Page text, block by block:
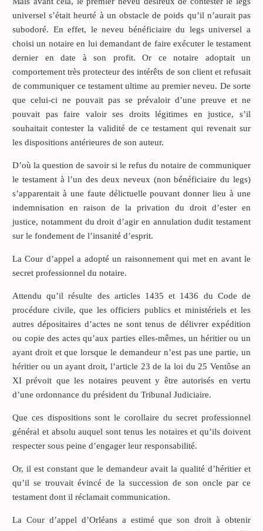
universel s’était heurté à un obstacle de poids qu’il n’aurait pas
subodoré. En effet, le neveu bénéficiaire du legs universel a
choisi un notaire en lui demandant de faire exécuter le testament
dernier en date à son profit. Or ce notaire adoptait un
comportement très protecteur des intérêts de son client et refusait
de communiquer ce testament ultime au premier neveu. De sorte
que celui-ci ne pouvait pas se prévaloir d’une preuve et ne
pouvait pas faire valoir ses droits légitimes en justice, s’il
souhaitait contester la validité de ce testament qui revenait sur
les dispositions antérieures de son auteur.
D’où la question de savoir si le refus du notaire de communiquer
le testament à l’un des deux neveux (non bénéficiaire du legs)
s’apparentait à une faute délictuelle pouvant donner lieu à une
indemnisation en raison de la privation du droit d’ester en
justice, notamment du droit d’agir en annulation dudit testament
sur le fondement de l’insanité d’esprit.
La Cour d’appel a adopté un raisonnement qui met en avant le
secret professionnel du notaire.
Attendu qu’il résulte des articles 1435 et 1436 du Code de
procédure civile, que les officiers publics et ministériels et les
autres dépositaires d’actes ne sont tenus de délivrer expédition
ou copie des actes qu’aux parties elles-mêmes, un héritier ou un
ayant droit et que lorsque le demandeur n’est pas une partie, un
héritier ou un ayant droit, l’article 23 de la loi du 25 Ventôse an
XI prévoit que les notaires peuvent y être autorisés en vertu
d’une ordonnance du président du Tribunal Judiciaire.
Que ces dispositions sont le corollaire du secret professionnel
général et absolu auquel sont tenus les notaires et qu’ils doivent
respecter sous peine d’engager leur responsabilité.
Or, il est constant que le demandeur avait la qualité d’héritier et
qu’il se trouvait évincé de la succession de son oncle par ce
testament dont il réclamait communication.
La Cour d’appel d’Orléans a estimé que son droit à obtenir